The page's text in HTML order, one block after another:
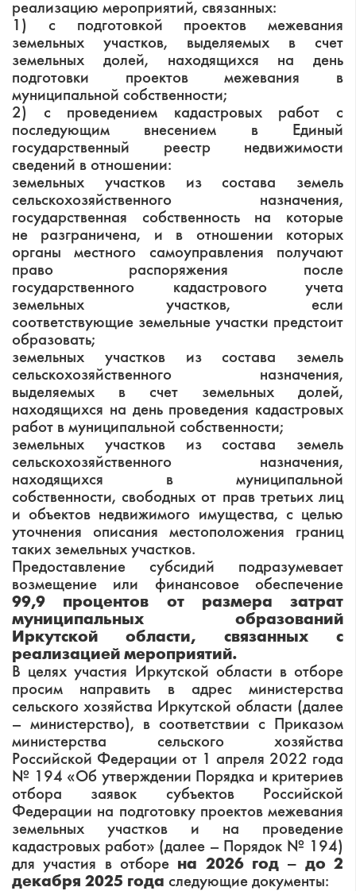
реализацию мероприятий, связанных:
1) с подготовкой проектов межевания
земельных участков, выделяемых в счет
земельных долей, находящихся на день
подготовки проектов межевания в
муниципальной собственности;
2) с проведением кадастровых работ с
последующим внесением в Единый
государственный реестр недвижимости
сведений в отношении:
земельных участков из состава земель
сельскохозяйственного назначения,
государственная собственность на которые
не разграничена, и в отношении которых
органы местного самоуправления получают
право распоряжения после
государственного кадастрового учета
земельных участков, если
соответствующие земельные участки предстоит
образовать;
земельных участков из состава земель
сельскохозяйственного назначения,
выделяемых в счет земельных долей,
находящихся на день проведения кадастровых
работ в муниципальной собственности;
земельных участков из состава земель
сельскохозяйственного назначения,
находящихся в муниципальной
собственности, свободных от прав третьих лиц
и объектов недвижимого имущества, с целью
уточнения описания местоположения границ
таких земельных участков.
Предоставление субсидий подразумевает
возмещение или финансовое обеспечение
99,9 процентов от размера затрат
муниципальных образований
Иркутской области, связанных с
реализацией мероприятий.
В целях участия Иркутской области в отборе
просим направить в адрес министерства
сельского хозяйства Иркутской области (далее
– министерство), в соответствии с Приказом
министерства сельского хозяйства
Российской Федерации от 1 апреля 2022 года
№ 194 «Об утверждении Порядка и критериев
отбора заявок субъектов Российской
Федерации на подготовку проектов межевания
земельных участков и на проведение
кадастровых работ» (далее – Порядок № 194)
для участия в отборе на 2026 год – до 2
декабря 2025 года следующие документы: